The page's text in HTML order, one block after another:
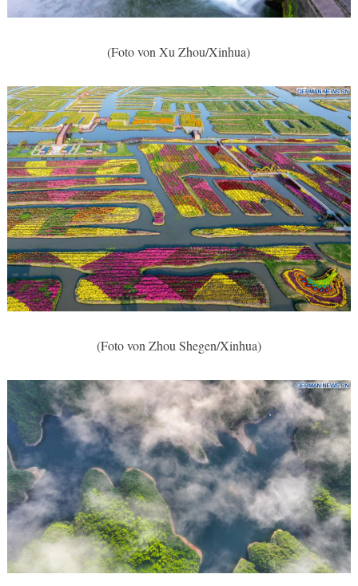
(Foto von Xu Zhou/Xinhua)
(Foto von Zhou Shegen/Xinhua)